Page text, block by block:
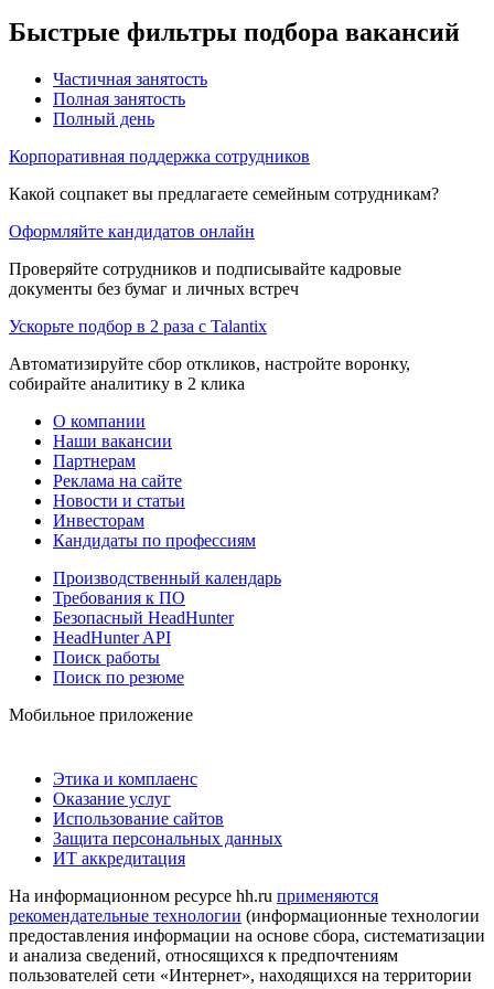
Быстрые фильтры подбора вакансий
Частичная занятость
Полная занятость
Полный день
Корпоративная поддержка сотрудников
Какой соцпакет вы предлагаете семейным сотрудникам?
Оформляйте кандидатов онлайн
Проверяйте сотрудников и подписывайте кадровые
документы без бумаг и личных встреч
Ускорьте подбор в 2 раза с Talantix
Автоматизируйте сбор откликов, настройте воронку,
собирайте аналитику в 2 клика
О компании
Наши вакансии
Партнерам
Реклама на сайте
Новости и статьи
Инвесторам
Кандидаты по профессиям
Производственный календарь
Требования к ПО
Безопасный HeadHunter
HeadHunter API
Поиск работы
Поиск по резюме
Мобильное приложение
Этика и комплаенс
Оказание услуг
Использование сайтов
Защита персональных данных
ИТ аккредитация
На информационном ресурсе hh.ru применяются
рекомендательные технологии (информационные технологии
предоставления информации на основе сбора, систематизации
и анализа сведений, относящихся к предпочтениям
пользователей сети «Интернет», находящихся на территории